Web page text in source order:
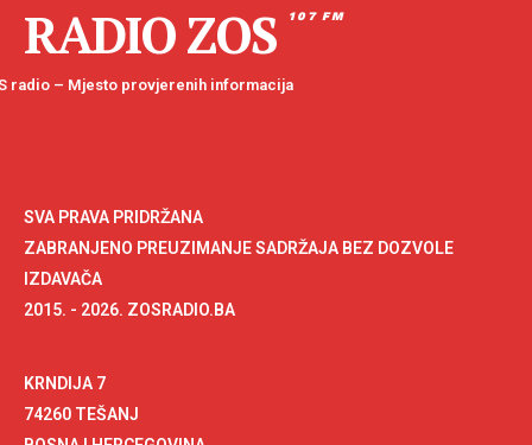
RADIO ZOS 107 FM
radio – Mjesto provjerenih informacija
SVA PRAVA PRIDRŽANA
ZABRANJENO PREUZIMANJE SADRŽAJA BEZ DOZVOLE
IZDAVAČA
2015. - 2026. ZOSRADIO.BA
KRNDIJA 7
74260 TEŠANJ